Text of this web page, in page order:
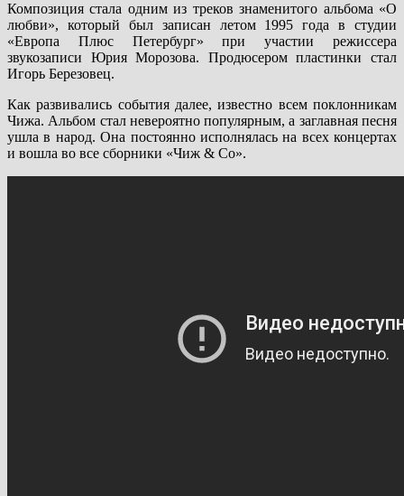
Композиция стала одним из треков знаменитого альбома «О
любви», который был записан летом 1995 года в студии
«Европа Плюс Петербург» при участии режиссера
звукозаписи Юрия Морозова. Продюсером пластинки стал
Игорь Березовец.
Как развивались события далее, известно всем поклонникам
Чижа. Альбом стал невероятно популярным, а заглавная песня
ушла в народ. Она постоянно исполнялась на всех концертах
и вошла во все сборники «Чиж & Co».